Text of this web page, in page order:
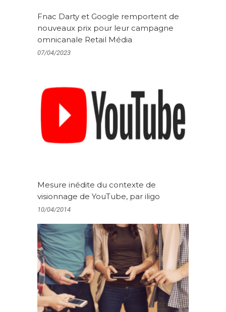
Fnac Darty et Google remportent de
nouveaux prix pour leur campagne
omnicanale Retail Média
07/04/2023
Mesure inédite du contexte de
visionnage de YouTube, par iligo
10/04/2014